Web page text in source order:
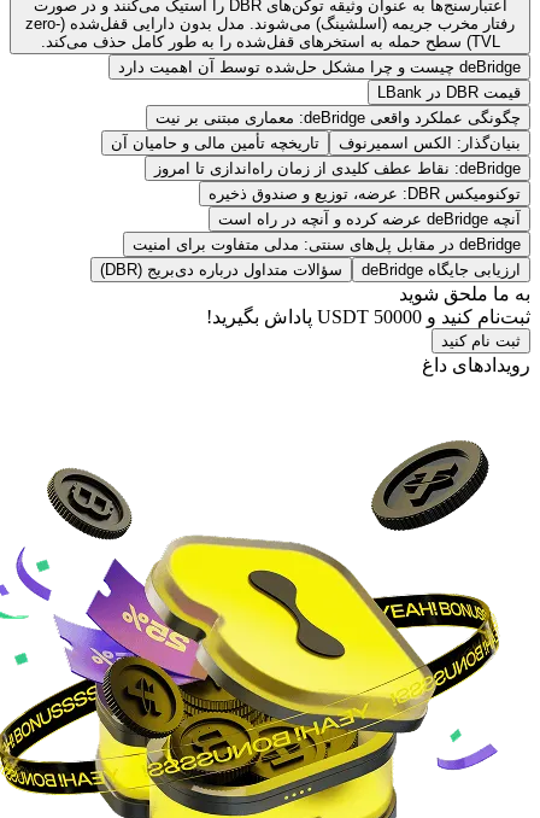
اعتبارسنج‌ها به عنوان وثیقه توکن‌های DBR را استیک می‌کنند و در صورت
رفتار مخرب جریمه (اسلشینگ) می‌شوند. مدل بدون دارایی قفل‌شده (zero-
TVL) سطح حمله به استخرهای قفل‌شده را به طور کامل حذف می‌کند.
deBridge چیست و چرا مشکل حل‌شده توسط آن اهمیت دارد
قیمت DBR در LBank
چگونگی عملکرد واقعی deBridge: معماری مبتنی بر نیت
بنیان‌گذار: الکس اسمیرنوف
تاریخچه تأمین مالی و حامیان آن
deBridge: نقاط عطف کلیدی از زمان راه‌اندازی تا امروز
توکنومیکس DBR: عرضه، توزیع و صندوق ذخیره
آنچه deBridge عرضه کرده و آنچه در راه است
deBridge در مقابل پل‌های سنتی: مدلی متفاوت برای امنیت
ارزیابی جایگاه deBridge
سؤالات متداول درباره دی‌بریج (DBR)
به ما ملحق شوید
ثبت‌نام کنید و 50000 USDT پاداش بگیرید!
ثبت نام کنید
رویدادهای داغ